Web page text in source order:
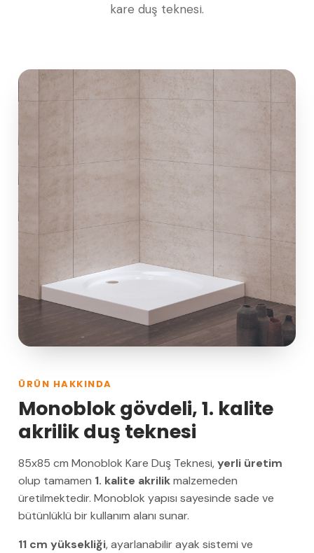
kare duş teknesi.
ÜRÜN HAKKINDA
Monoblok gövdeli, 1. kalite
akrilik duş teknesi
85x85 cm Monoblok Kare Duş Teknesi,yerli üretim
olup tamamen 1. kalite akrilikmalzemeden
üretilmektedir. Monoblok yapısı sayesinde sade ve
bütünlüklü bir kullanım alanı sunar.
11 cm yüksekliği, ayarlanabilir ayak sistemi ve